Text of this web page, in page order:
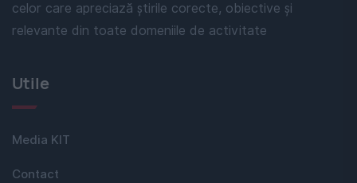
celor care apreciază știrile corecte, obiective și
relevante din toate domeniile de activitate
Utile
Media KIT
Contact